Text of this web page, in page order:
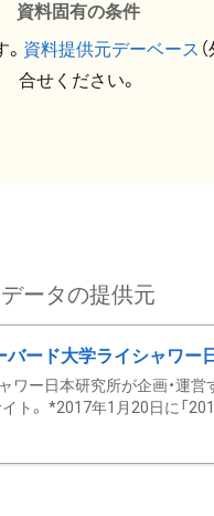
資料固有の条件
資料提供元デーベース
合せください。
データの提供元
バード大学ライシャワー
ワー日本研究所が企画・運
ト。 *2017年1月20日に「